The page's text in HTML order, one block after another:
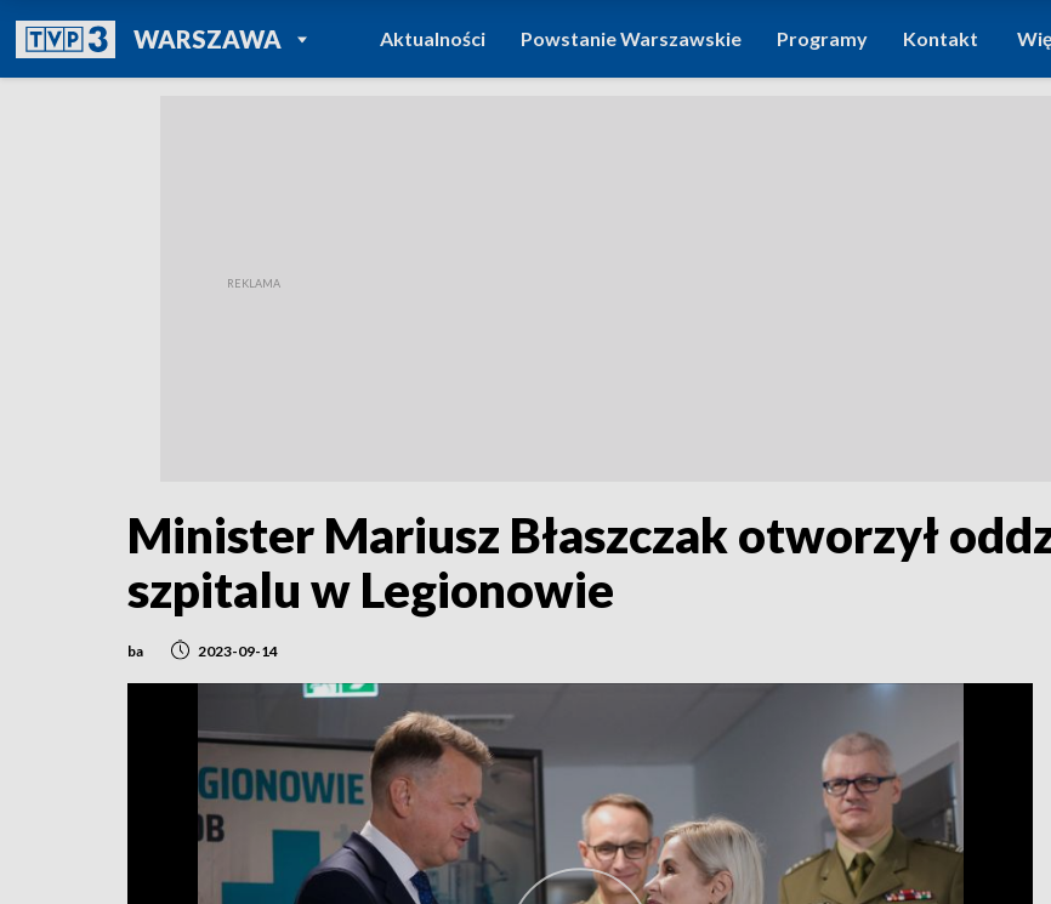
WARSZAWAPOWRÓT DO
TVP REGIONY
Aktualności Powstanie Warszawskie Programy Kontakt
Minister Mariusz Błaszczak otworzył
szpitalu w Legionowie
ba 2023-09-14